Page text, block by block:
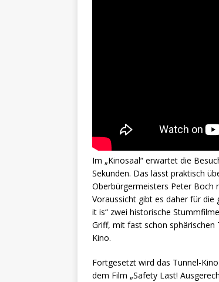
Im „Kinosaal“ erwartet die
Sekunden. Das lässt praktisch
Oberbürgermeisters Peter Boch
Voraussicht gibt es daher für die
it is“ zwei historische
Griff, mit fast schon sphärischen
Kino.
Fortgesetzt wird das Tunnel-
dem Film „Safety Last!